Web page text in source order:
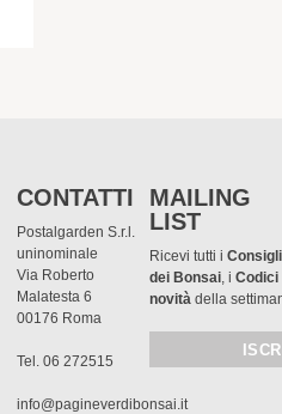
CONTATTI
Postalgarden S.r.l.
uninominale
Via Roberto
Malatesta 6
00176 Roma
Tel. 06 272515
info@pagineverdibonsai.it
MAILING
LIST
Ricevi tutti i
dei Bonsai, iCodici
novità della